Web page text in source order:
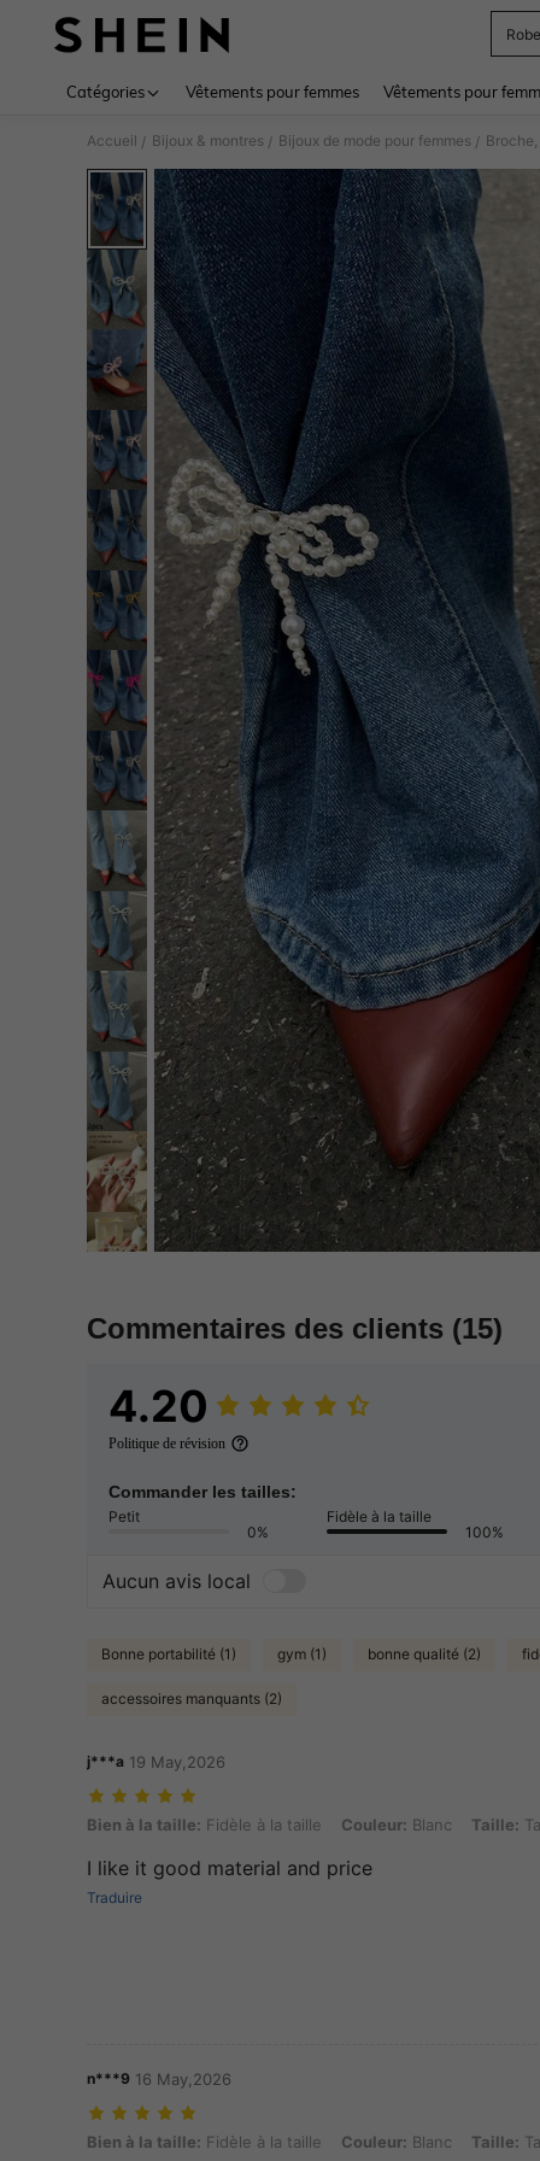
Robe
Catégories Vêtements pour femmes Vêtements pour
Accueil / Bijoux & montres / Bijoux de mode pour femmes /
Commentaires des clients (15)
4.20
Politique de révision
Commander les tailles:
Petit
0%
Fidèle à la taille
100%
Aucun avis local
Bonne portabilité (1) gym (1) bonne qualité (2)
accessoires manquants (2)
j***a 19 May,2026
Bien à la taille: Fidèle à la taille, Couleur: Blanc, Taille: Taille Unique
Bien à la taille: Fidèle à la taille Couleur: Blanc Taille:
I like it good material and price
Traduire
n***9 16 May,2026
Bien à la taille: Fidèle à la taille, Couleur: Blanc, Taille: Taille Unique
Bien à la taille: Fidèle à la taille Couleur: Blanc Taille: